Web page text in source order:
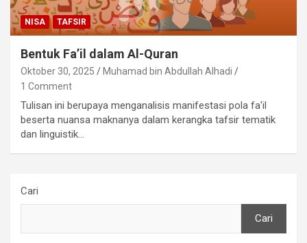
NISA TAFSIR
Bentuk Fa’il dalam Al-Quran
Oktober 30, 2025
Muhamad bin Abdullah Alhadi
1 Comment
Tulisan ini berupaya menganalisis manifestasi pola fa'il
beserta nuansa maknanya dalam kerangka tafsir tematik
dan linguistik…
Cari
Cari